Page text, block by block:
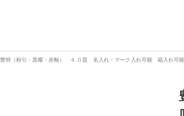
豊明（粉引・黒耀・赤釉） ４.０皿 名入れ・マーク入れ可能 箱入れ可